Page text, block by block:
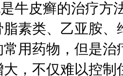
牛皮癣的治疗方
素类、乙亚胺
用药物，但是
，不仅难以控